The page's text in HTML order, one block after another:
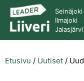
Seinäjoki
Ilmajoki
Jalasjärvi
Etusivu / Uutiset /